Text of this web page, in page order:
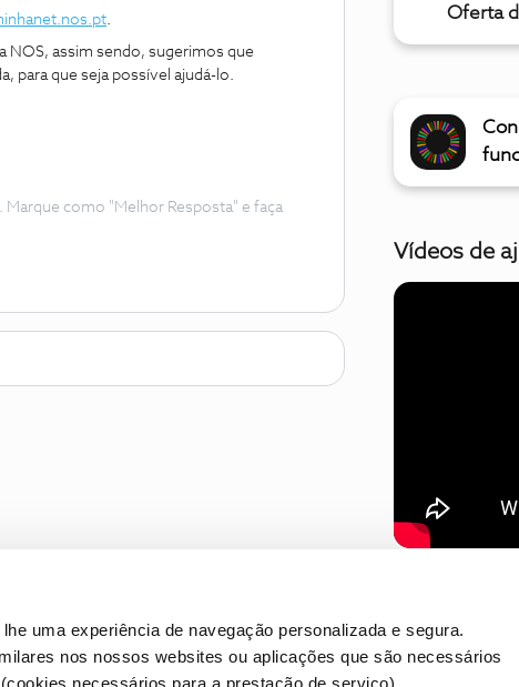
uma experiência de navegação personalizada e segura.
nos nossos websites ou aplicações que são necessários
.
NOS, assim sendo, sugerimos que
para que seja possível ajudá-lo.
como "Melhor Resposta" e faça
Oferta
Vídeos de